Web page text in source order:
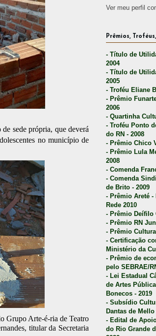
sede própria, que deverá
no município de
Grupo Arte-é-ria de Teatro
titular da Secretaria
Ver meu perfil
Prêmios,
- Título de
2004
- Título de
2005
- Troféu Eliane
- Prêmio
2006
- Quartinha
- Troféu Ponto
do RN - 2008
- Prêmio Chico
- Prêmio Lula
2008
- Comenda
- Comenda
de Brito - 2009
- Prêmio Areté -
Rede 2010
- Prêmio Deífilo
- Prêmio RN
- Prêmio
- Certificação
Ministério da
- Prêmio de
pelo SEBRAE/
- Lei Estadual
de Artes
Bonecos - 2019
- Subsídio
Dantas de
- Edital de
do Rio Grande